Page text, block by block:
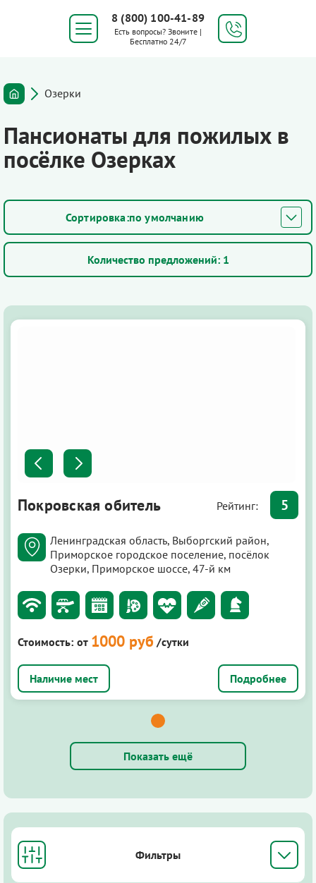
8 (800) 100-41-89
Есть вопросы? Звоните |
Бесплатно 24/7
Озерки
Пансионаты для пожилых в
посёлке Озерках
по умолчанию
Количество предложений: 1
Покровская обитель Рейтинг: 5
Ленинградская область, Выборгский район,
Приморское городское поселение, посёлок
Озерки, Приморское шоссе, 47-й км
Стоимость: от 1000 руб /сутки
Подробнее
Показать ещё
Фильтры